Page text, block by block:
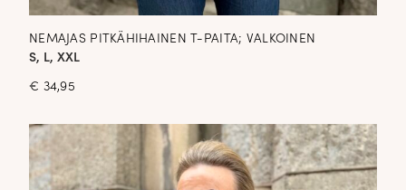
NEMAJAS PITKÄHIHAINEN T-PAITA; VALKOINEN
S, L, XXL
€ 34,95